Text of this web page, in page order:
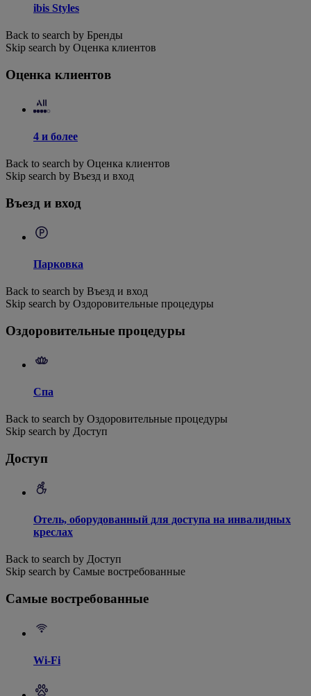
ibis Styles
Back to search by Бренды
Skip search by Оценка клиентов
Оценка клиентов
4 и более
Back to search by Оценка клиентов
Skip search by Въезд и вход
Въезд и вход
Парковка
Back to search by Въезд и вход
Skip search by Оздоровительные процедуры
Оздоровительные процедуры
Спа
Back to search by Оздоровительные процедуры
Skip search by Доступ
Доступ
Отель, оборудованный для доступа на инвалидных
креслах
Back to search by Доступ
Skip search by Самые востребованные
Самые востребованные
Wi-Fi